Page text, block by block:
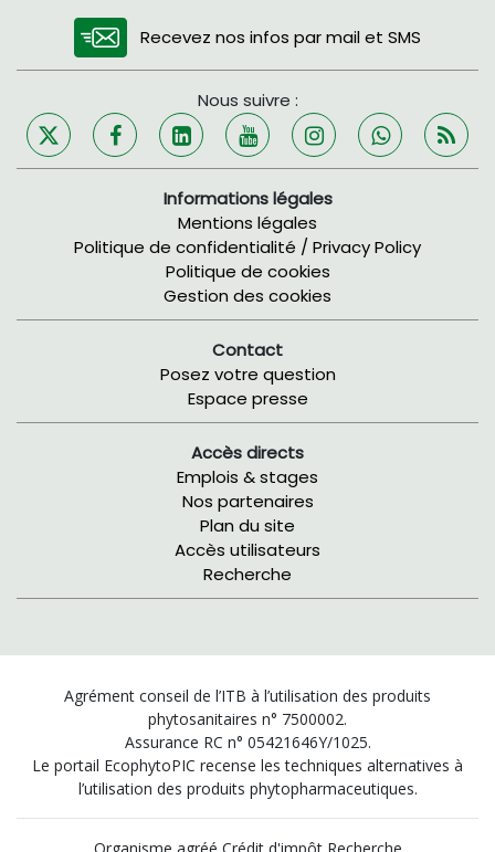
Recevez nos infos par mail et SMS
Nous suivre :
Informations légales
Mentions légales
Politique de confidentialité / Privacy Policy
Politique de cookies
Gestion des cookies
Contact
Posez votre question
Espace presse
Accès directs
Emplois & stages
Nos partenaires
Plan du site
Accès utilisateurs
Recherche
Agrément conseil de l’ITB à l’utilisation des produits
phytosanitaires n° 7500002.
Assurance RC n° 05421646Y/1025.
Le portail EcophytoPIC recense les techniques alternatives à
l’utilisation des produits phytopharmaceutiques.